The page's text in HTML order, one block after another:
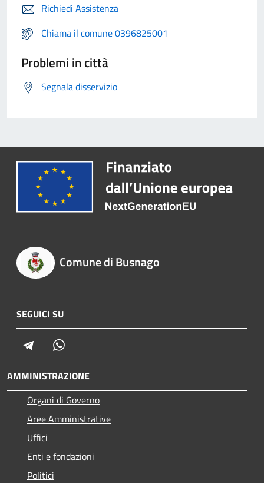
Richiedi Assistenza
Chiama il comune 0396825001
Problemi in città
Segnala disservizio
Comune di Busnago
SEGUICI SU
Telegram
AMMINISTRAZIONE
Organi di Governo
Aree Amministrative
Uffici
Enti e fondazioni
Politici